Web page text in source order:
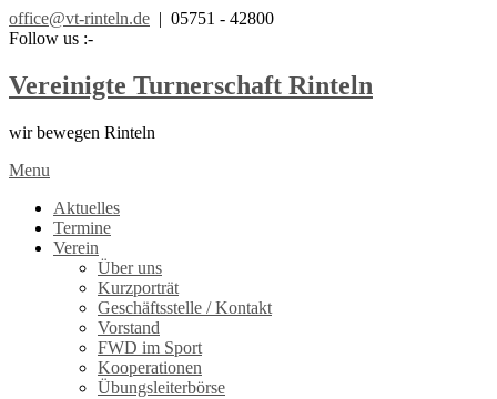
office@vt-rinteln.de | 05751 - 42800
Follow us :-
Vereinigte Turnerschaft Rinteln
wir bewegen Rinteln
Menu
Aktuelles
Termine
Verein
Über uns
Kurzporträt
Geschäftsstelle / Kontakt
Vorstand
FWD im Sport
Kooperationen
Übungsleiterbörse